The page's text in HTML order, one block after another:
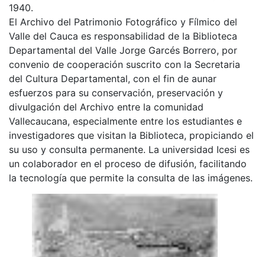
1940.
El Archivo del Patrimonio Fotográfico y Fílmico del
Valle del Cauca es responsabilidad de la Biblioteca
Departamental del Valle Jorge Garcés Borrero, por
convenio de cooperación suscrito con la Secretaria
del Cultura Departamental, con el fin de aunar
esfuerzos para su conservación, preservación y
divulgación del Archivo entre la comunidad
Vallecaucana, especialmente entre los estudiantes e
investigadores que visitan la Biblioteca, propiciando el
su uso y consulta permanente. La universidad Icesi es
un colaborador en el proceso de difusión, facilitando
la tecnología que permite la consulta de las imágenes.